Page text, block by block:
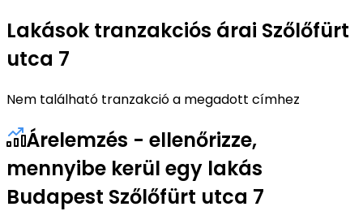
Lakások tranzakciós árai Szőlőfürt
utca 7
Nem található tranzakció a megadott címhez
Árelemzés - ellenőrizze,
mennyibe kerül egy lakás
Budapest Szőlőfürt utca 7